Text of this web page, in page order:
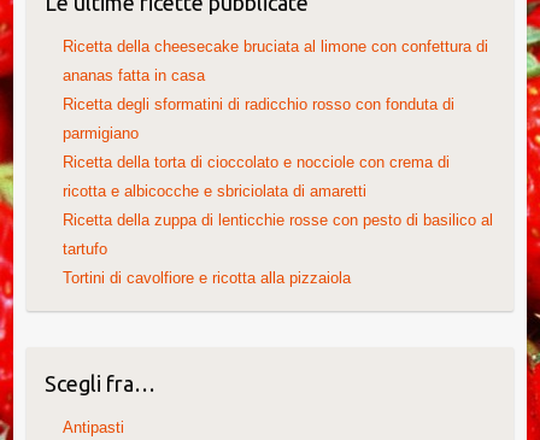
Ricetta della cheesecake bruciata al limone con confettura di
ananas fatta in casa
Ricetta degli sformatini di radicchio rosso con fonduta di
parmigiano
Ricetta della torta di cioccolato e nocciole con crema di
ricotta e albicocche e sbriciolata di amaretti
Ricetta della zuppa di lenticchie rosse con pesto di basilico al
tartufo
Tortini di cavolfiore e ricotta alla pizzaiola
Scegli fra…
Antipasti